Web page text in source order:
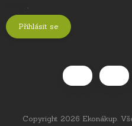
.
Přihlásit se
Copyright 2026 Ekonákup.